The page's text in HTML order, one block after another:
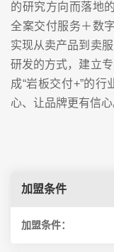
的研究方向而落地
全案交付服务＋数
实现从卖产品到卖
研发的方式，建立
成“岩板交付+”的
心、让品牌更有信心
加盟条件
加盟条件：